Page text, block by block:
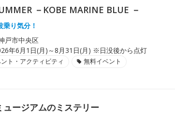
－KOBE MARINE BLUE －
乗り気分！
戸市中央区
年6月1日(月)～8月31日(月) ※日没後から点灯
ト・アクティビティ 無料イベント
ージアムのミステリー